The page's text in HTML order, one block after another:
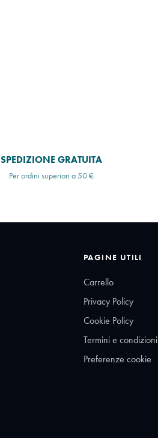
SPEDIZIONE GRATUITA
Per ordini superiori a 50 €
PAGINE UTILI
Carrello
Privacy Policy
Cookie Policy
Termini e condizioni
Preferenze cookie